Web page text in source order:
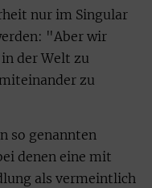
nur im Singular
"Aber wir
der Welt zu
zu
so genannten
denen eine mit
als vermeintlich